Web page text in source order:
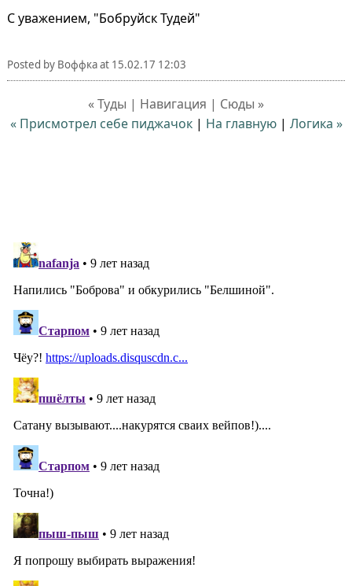
С уважением, "Бобруйск Тудей"
Posted by Воффкаat 15.02.17 12:03
« Туды | Навигация | Сюды »
« Присмотрел себе пиджачок| На главную| Логика »